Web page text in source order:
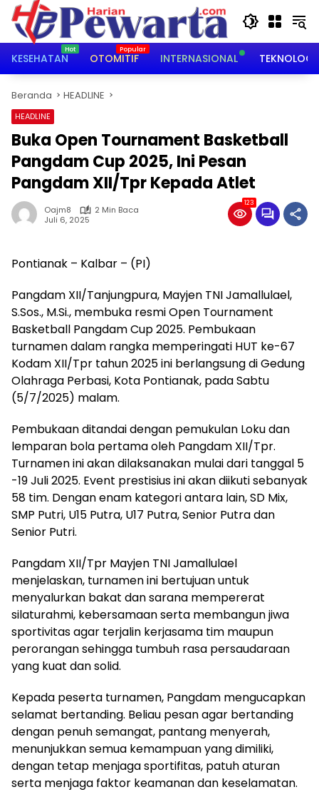
Langsung
konten
KESEHATAN
OTOMITIF INTERNASIONAL TEKNOLOGI
Beranda HEADLINE
HEADLINE
Buka Open Tournament Basketball
Pangdam Cup 2025, Ini Pesan
Pangdam XII/Tpr Kepada Atlet
Oajm8
2 Min Baca
Juli 6, 2025
123
Pontianak – Kalbar – (PI)
Pangdam XII/Tanjungpura, Mayjen TNI Jamallulael,
S.Sos., M.Si., membuka resmi Open Tournament
Basketball Pangdam Cup 2025. Pembukaan
turnamen dalam rangka memperingati HUT ke-67
Kodam XII/Tpr tahun 2025 ini berlangsung di Gedung
Olahraga Perbasi, Kota Pontianak, pada Sabtu
(5/7/2025) malam.
Pembukaan ditandai dengan pemukulan Loku dan
lemparan bola pertama oleh Pangdam XII/Tpr.
Turnamen ini akan dilaksanakan mulai dari tanggal 5
-19 Juli 2025. Event prestisius ini akan diikuti sebanyak
58 tim. Dengan enam kategori antara lain, SD Mix,
SMP Putri, U15 Putra, U17 Putra, Senior Putra dan
Senior Putri.
Pangdam XII/Tpr Mayjen TNI Jamallulael
menjelaskan, turnamen ini bertujuan untuk
menyalurkan bakat dan sarana mempererat
silaturahmi, kebersamaan serta membangun jiwa
sportivitas agar terjalin kerjasama tim maupun
perorangan sehingga tumbuh rasa persaudaraan
yang kuat dan solid.
Kepada peserta turnamen, Pangdam mengucapkan
selamat bertanding. Beliau pesan agar bertanding
dengan penuh semangat, pantang menyerah,
menunjukkan semua kemampuan yang dimiliki,
dengan tetap menjaga sportifitas, patuh aturan
serta menjaga faktor keamanan dan keselamatan.